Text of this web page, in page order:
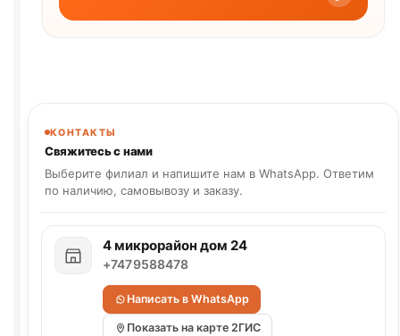
КОНТАКТЫ
Свяжитесь с нами
Выберите филиал и напишите нам в WhatsApp. Ответим
по наличию, самовывозу и заказу.
4 микрорайон дом 24
+7479588478
Написать в WhatsApp
Показать на карте 2ГИС